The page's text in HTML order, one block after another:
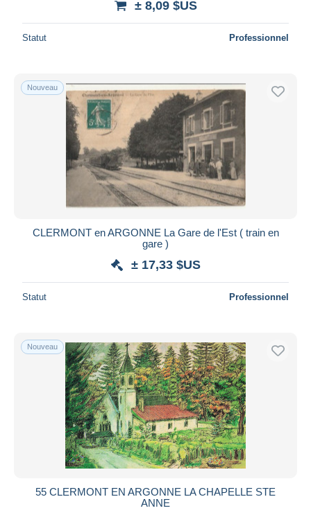
± 8,09 $US
Statut Professionnel
Nouveau
CLERMONT en ARGONNE La Gare de l'Est ( train en
gare )
± 17,33 $US
Statut Professionnel
Nouveau
55 CLERMONT EN ARGONNE LA CHAPELLE STE
ANNE